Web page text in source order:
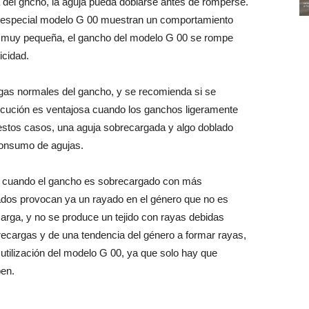
modelo G 00 muestran un comportamiento
pequeña, el gancho del modelo G 00 se rompe
normales del gancho, y se recomienda si se
es ventajosa cuando los ganchos ligeramente
casos, una aguja sobrecargada y algo doblado
de agujas.
el gancho es sobrecargado con más
provocan ya un rayado en el género que no es
y no se produce un tejido con rayas debidas
y de una tendencia del género a formar rayas,
del modelo G 00, ya que solo hay que